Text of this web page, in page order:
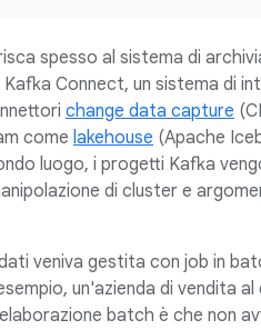
spesso al sistema di
Connect, un sistema di
change data capture
come lakehouse (Apache
luogo, i progetti Kafka
di cluster e
veniva gestita con job in
un'azienda di vendita
batch è che non